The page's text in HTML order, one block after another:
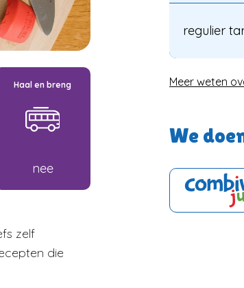
Haal en breng
nee
zelf
die
regulier
Meer weten
We